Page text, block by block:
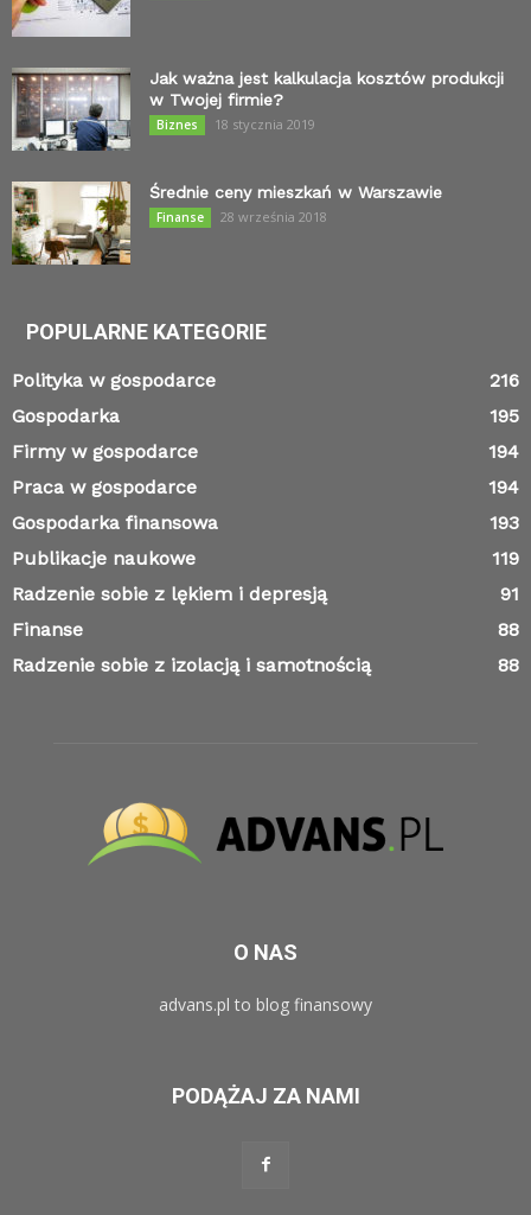
Jak ważna jest kalkulacja kosztów produkcji
w Twojej firmie?
Biznes 18 stycznia 2019
Średnie ceny mieszkań w Warszawie
Finanse 28 września 2018
POPULARNE KATEGORIE
Polityka w gospodarce
216
Gospodarka
195
Firmy w gospodarce
194
Praca w gospodarce
194
Gospodarka finansowa
193
Publikacje naukowe
119
Radzenie sobie z lękiem i depresją
91
Finanse
88
Radzenie sobie z izolacją i samotnością
88
O NAS
advans.pl to blog finansowy
PODĄŻAJ ZA NAMI